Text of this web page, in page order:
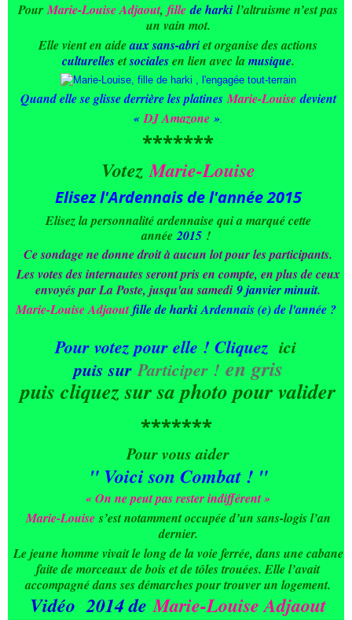
Pour Marie-Louise Adjaout, fillede harki l’altruisme n’est pas
un vain mot.
Elle vient en aideaux sans-abriet organise des actions
culturellesetsocialesen lien avec la musique.
Quand elle se glisse derrière les platinesMarie-Louisedevient
«DJ Amazone».
*******
VotezMarie-Louise
Elisez l'Ardennais de l'année 2015
Elisez la personnalité ardennaisequi a marqué cette
année 2015 !
Ce sondage ne donne droit à aucun lot pour les participants.
Les votes des internautes seront pris en compte, en plus de ceux
envoyés par La Poste, jusqu'au samedi 9 janvier minuit.
Marie-Louise Adjaoutfille de harkiArdennais (e) de l'année ?
Pour votez pour elle ! Cliquez ici
puis surParticiper ! en gris
puis cliquez sur sa photo pour valider
*******
Pour vous aider
" Voici son Combat ! "
« On ne peut pas rester indifférent »
Marie-Louises’est notamment occupée d’un sans-logis l’an
dernier.
Le jeune homme vivait le long de la voie ferrée, dans une cabane
faite de morceaux de bois et de tôles trouées. Elle l’avait
accompagné dans ses démarches pour trouver un logement.
Vidéo 2014 deMarie-Louise Adjaout